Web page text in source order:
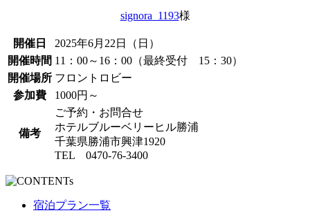
signora_1193様
開催日
2025年6月22日（日）
開催時間 11：00～16：00（最終受付 15：30）
開催場所 フロントロビー
参加費
1000円～
備考
ご予約・お問合せ
ホテルブルーベリーヒル勝浦
千葉県勝浦市興津1920
TEL 0470-76-3400
宿泊プラン一覧